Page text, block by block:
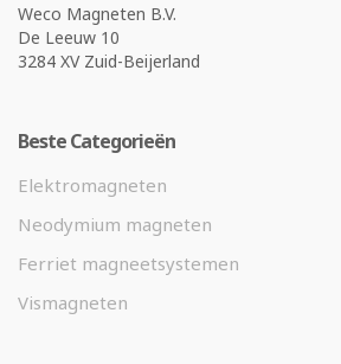
Weco Magneten B.V.
De Leeuw 10
3284 XV Zuid-Beijerland
Beste Categorieën
Elektromagneten
Neodymium magneten
Ferriet magneetsystemen
Vismagneten